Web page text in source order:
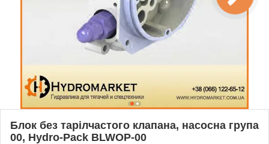
Блок без тарілчастого клапана, насосна група
00, Hydro-Pack BLWOP-00